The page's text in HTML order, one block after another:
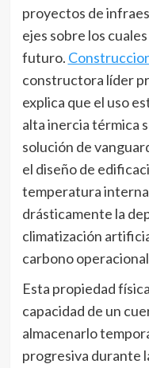
proyectos de
ejes sobre los
futuro.
constructora líder
explica que el uso
alta inercia térmica
solución de
el diseño de
temperatura
drásticamente la
climatización
carbono
Esta propiedad
capacidad de un
almacenarlo
progresiva durante